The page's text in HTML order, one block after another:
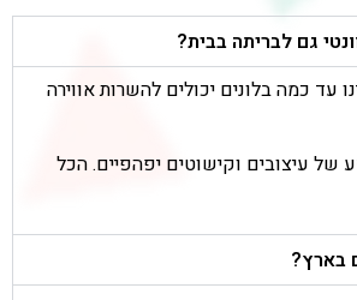
גם לבריתה בבית?
עד כמה בלונים יכולים להשרות אווירה
עיצובים וקישוטים יפהפיים. הכל
בארץ?